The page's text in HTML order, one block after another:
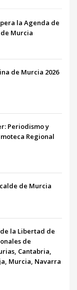
la Agenda de
Murcia
de Murcia 2026
Periodismo y
Regional
de Murcia
la Libertad de
de
Cantabria,
Murcia, Navarra